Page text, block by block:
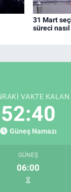
31 Mart
süreci
VAKTE KALAN
52:39
Güneş Namazı
GÜNEŞ
06:00